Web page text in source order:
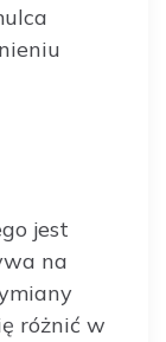
jest
na
różnić w